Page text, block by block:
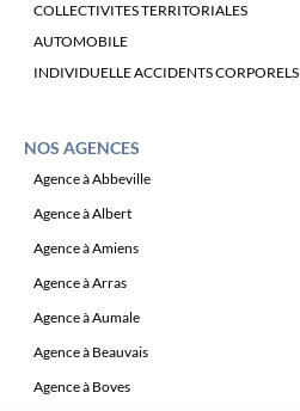
COLLECTIVITES TERRITORIALES
AUTOMOBILE
INDIVIDUELLE ACCIDENTS CORPORELS
NOS AGENCES
Agence à Abbeville
Agence à Albert
Agence à Amiens
Agence à Arras
Agence à Aumale
Agence à Beauvais
Agence à Boves